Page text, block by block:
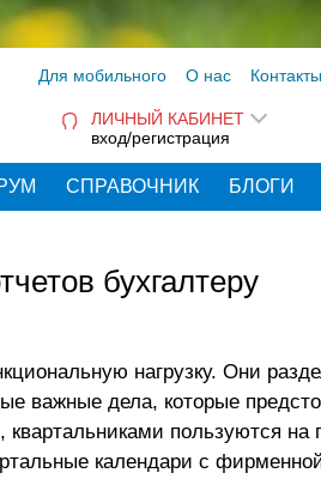
Для мобильного О нас Контакты
ЛИЧНЫЙ КАБИНЕТ
вход/регистрация
СПРАВОЧНИК БЛОГИ
бухгалтеру
нагрузку. Они
важные дела, которые
пользуются на
календари с